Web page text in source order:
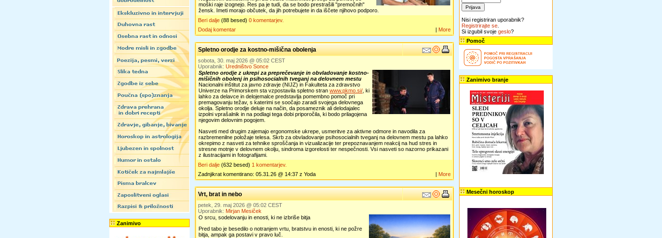
Zanimivo
moški raje izognejo. Res pa je tudi, da se bodo prestrašili "premočnih"
žensk. Imeti morajo občutek, da jih potrebujete in da iščete njihovo podporo.
Beri dalje (88 besed) 0 komentarjev.
Dodaj komentar
| More
Spletno orodje za kostno-mišična obolenja
sobota, 30. maj 2026 @ 05:02 CEST
Uporabnik: Uredništvo Sonce
Spletno orodje z ukrepi za preprečevanje in obvladovanje kostno-
mišičnih obolenj in psihosocialnih tveganj na delovnem mestu
Nacionalni inštitut za javno zdravje (NIJZ) in Fakulteta za zdravstvo
Univerze na Primorskem sta vzpostavila spletno stran www.pkmo.si/ , ki
lahko za delavce in delojemalce predstavlja pomembno pomoč pri
premagovanju težav, s katerimi se soočajo zaradi svojega delovnega
okolja. Spletno orodje deluje na način, da posameznik ali delodajalec
izpolni vprašalnik in na podlagi tega dobi priporočila, ki bodo prilagojena
njegovim delovnim pogojem.
Nasveti med drugim zajemajo ergonomske ukrepe, usmeritve za aktivne odmore in navodila za
razbremenilne položaje telesa. Skrb za obvladovanje psihosocialnih tveganj na delovnem mestu pa lahko
okrepimo z nasveti za tehnike sproščanja in vizualizacije ter prepoznavanjem reakcij na hud stres in
stresne motnje v delovnem okolju, sindroma izgorelosti ter nespečnosti. Vsi nasveti so nazorno prikazani
z ilustracijami in fotografijami.
Beri dalje (632 besed) 1 komentarjev.
Zadnjikrat komentirano: 05.31.26 @ 14:37 z Yoda
| More
Vrt, brat in nebo
petek, 29. maj 2026 @ 05:02 CEST
Uporabnik: Mirjan Mesiček
O srcu, sodelovanju in enosti, ki ne izbriše bitja
Pred tabo je besedilo o notranjem vrtu, bratstvu in enosti, ki ne požre
bitja, ampak ga postavi v pravo luč.
Nisi registriran uporabnik?
Registrirajte se
Si izgubil svoje geslo?
Pomoč
Zanimivo branje
Mesečni horoskop